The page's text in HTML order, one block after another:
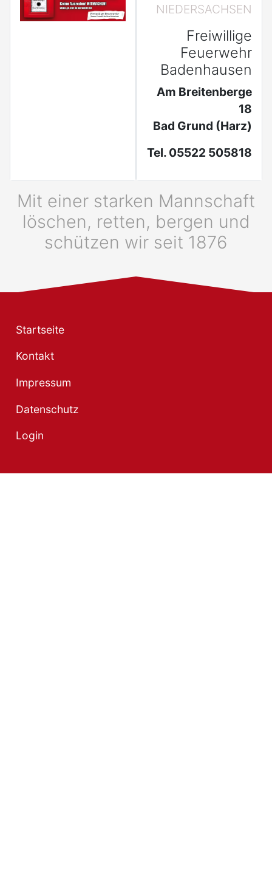
NIEDERSACHSEN
Freiwillige
Feuerwehr
Badenhausen
Am Breitenberge
18
Bad Grund (Harz)
Tel. 05522 505818
Mit einer starken Mannschaft
löschen, retten, bergen und
schützen wir seit 1876
Startseite
Kontakt
Impressum
Datenschutz
Login